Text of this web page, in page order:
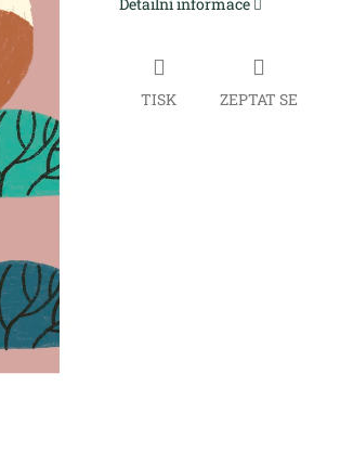
Detailní informace
TISK ZEPTAT SE